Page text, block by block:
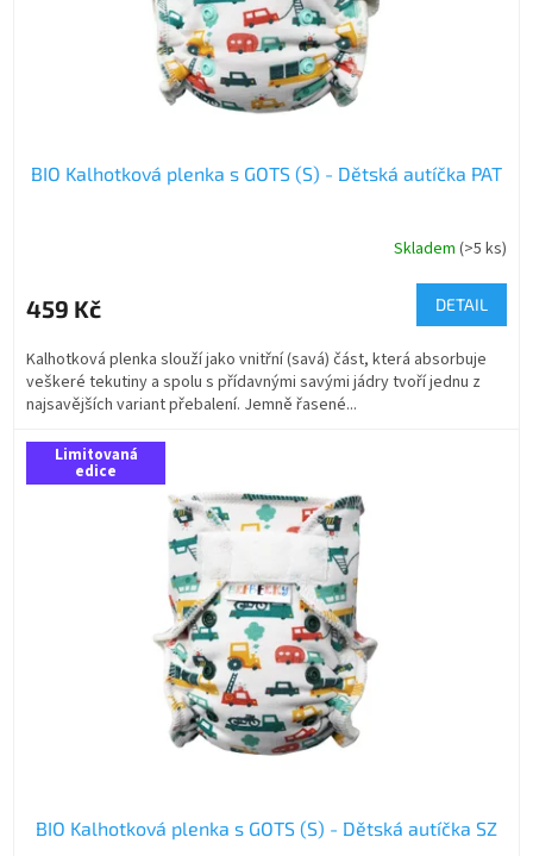
BIO Kalhotková plenka s GOTS (S) - Dětská autíčka PAT
Skladem (>5 ks)
459 Kč DETAIL
Kalhotková plenka slouží jako vnitřní (savá) část, která absorbuje
veškeré tekutiny a spolu s přídavnými savými jádry tvoří jednu z
najsavějších variant přebalení. Jemně řasené...
Limitovaná
edice
BIO Kalhotková plenka s GOTS (S) - Dětská autíčka SZ